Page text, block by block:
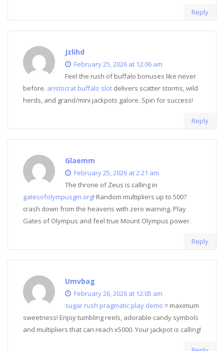
Reply
Jzlihd
February 25, 2026 at 12:06 am
Feel the rush of buffalo bonuses like never
before. aristocrat buffalo slot delivers scatter storms, wild
herds, and grand/mini jackpots galore. Spin for success!
Reply
Glaemm
February 25, 2026 at 2:21 am
The throne of Zeus is calling in
gatesofolympusgm.org! Random multipliers up to 500?
crash down from the heavens with zero warning. Play
Gates of Olympus and feel true Mount Olympus power.
Reply
Umvbag
February 26, 2026 at 12:05 am
sugar rush pragmatic play demo = maximum
sweetness! Enjoy tumbling reels, adorable candy symbols
and multipliers that can reach x5000. Your jackpot is calling!